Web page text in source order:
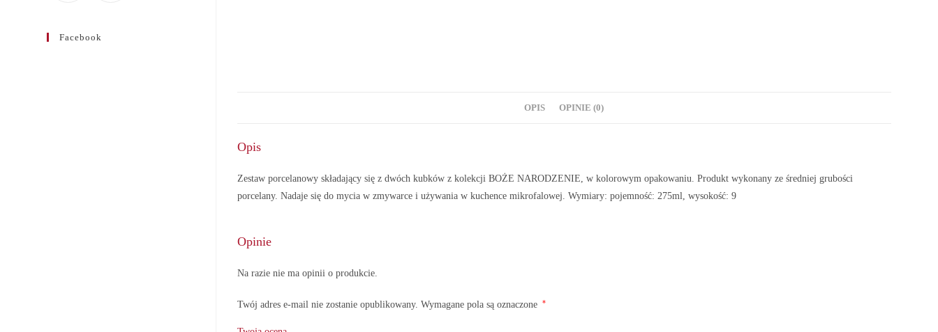
OPIS OPINIE (0)
Opis
Zestaw porcelanowy składający się z dwóch kubków z kolekcji BOŻE NARODZENIE, w kolorowym opakowaniu. Produkt wykonany ze średniej grubości
porcelany. Nadaje się do mycia w zmywarce i używania w kuchence mikrofalowej. Wymiary: pojemność: 275ml, wysokość: 9
Opinie
Na razie nie ma opinii o produkcie.
Twój adres e-mail nie zostanie opublikowany. Wymagane pola są oznaczone *
Facebook